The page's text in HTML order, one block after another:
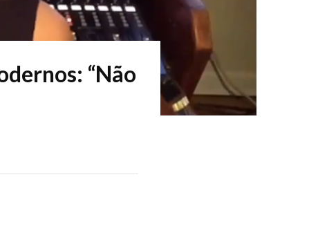
“Não